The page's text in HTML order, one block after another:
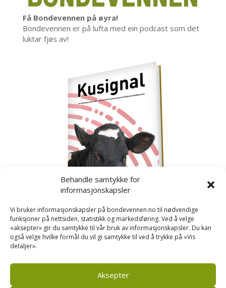
Behandle samtykke for
informasjonskapsler
Vi bruker informasjonskapsler på bondevennen.no til nødvendige
funksjoner på nettsiden, statistikk og markedsføring. Ved å velge
«aksepter» gir du samtykke til vår bruk av informasjonskapsler. Du kan
også velge hvilke formål du vil gi samtykke til ved å trykke på «Vis
detaljer».
Aksepter
Få Bondevennen på øyra!
Bondevennen er på lufta med ein podcast som det
luktar fjøs av!
Kusignal